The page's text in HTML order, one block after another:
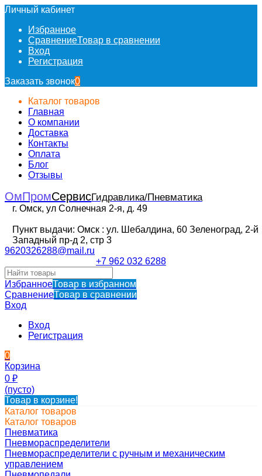
Личный кабинет
Избранное
СравнениеТовар в сравнении
Вход
Регистрация
Заказать звонок0
Каталог товаров
Главная
О компании
Доставка
Контакты
Оплата
Блог
Отзывы
ОмПромСервисГидравлика/Пневматика
г. Омск, ул Солнечная 2-я, д. 49
Пункт выдачи: Омск : ул. Шебалдина, 60 Зеленоград, 2-й
Западный пр-д 2, стр 3
9620326288@mail.ru
+7 962 032 6288
ИзбранноеТовар в избранном
СравнениеТовар в сравнении
Вход
Вход
Регистрация
0
Корзина
0 ₽
(пусто)
Товар в корзине!
Каталог товаров
Каталог товаров
Пневматика
Пневмораспределители
Пневмораспределители с ручным и механическим
управлением